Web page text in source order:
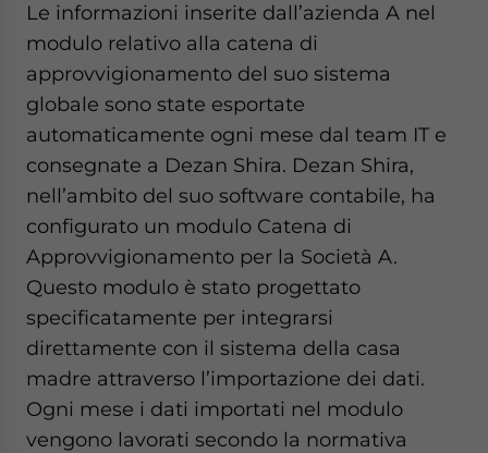
Le informazioni inserite dall’azienda A nel
modulo relativo alla catena di
approvvigionamento del suo sistema
globale sono state esportate
automaticamente ogni mese dal team IT e
consegnate a Dezan Shira. Dezan Shira,
nell’ambito del suo software contabile, ha
configurato un modulo Catena di
Approvvigionamento per la Società A.
Questo modulo è stato progettato
specificatamente per integrarsi
direttamente con il sistema della casa
madre attraverso l’importazione dei dati.
Ogni mese i dati importati nel modulo
vengono lavorati secondo la normativa